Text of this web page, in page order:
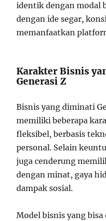
identik dengan modal
dengan ide segar,
memanfaatkan
Karakter Bisnis
Generasi Z
Bisnis yang diminati
memiliki beberapa
fleksibel, berbasis
personal. Selain
juga cenderung
dengan minat, gaya
dampak sosial.
Model bisnis yang